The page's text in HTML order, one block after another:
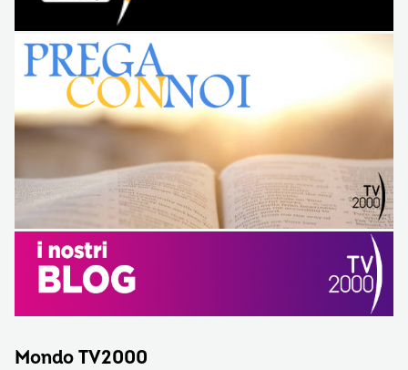
Mondo TV2000